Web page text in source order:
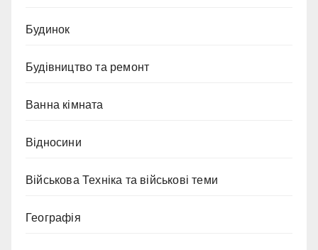
Будинок
Будівництво та ремонт
Ванна кімната
Відносини
Військова Техніка та військові теми
Географія